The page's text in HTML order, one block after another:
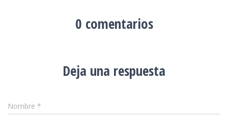
0 comentarios
Deja una respuesta
Nombre *